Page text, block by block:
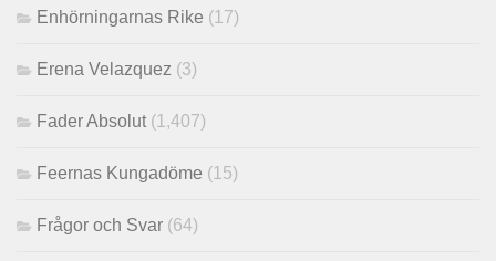
Enhörningarnas Rike (17)
Erena Velazquez (3)
Fader Absolut (1,407)
Feernas Kungadöme (15)
Frågor och Svar (64)